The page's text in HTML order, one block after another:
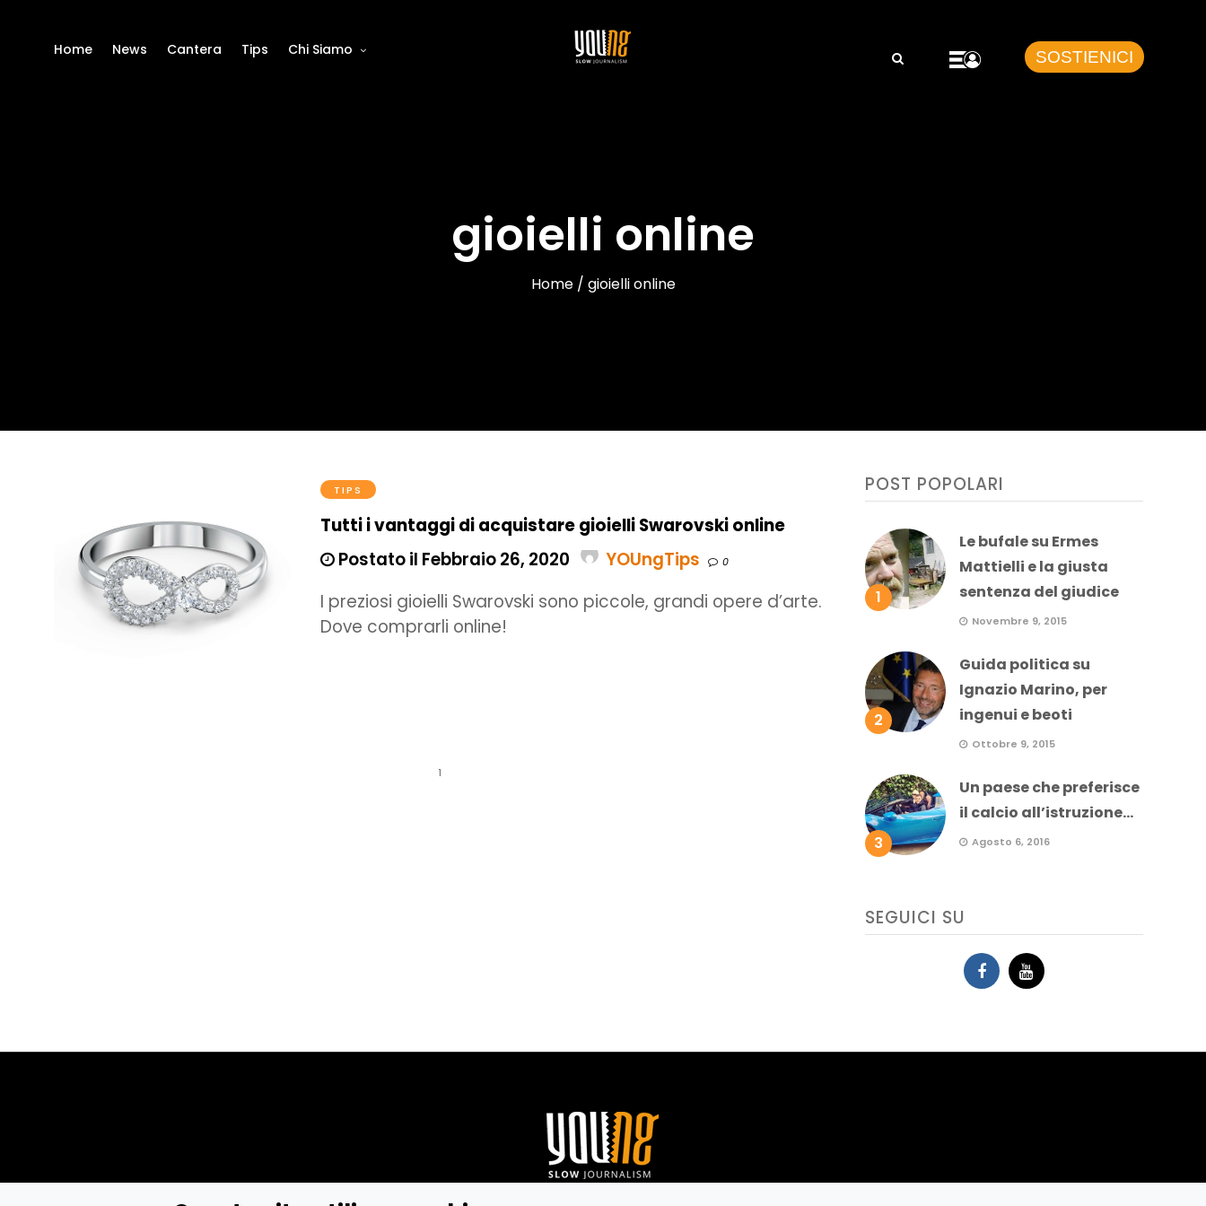
Home News Cantera Tips Chi Siamo SOSTIENICI
gioielli online
Home / gioielli online
TIPS
Tutti i vantaggi di acquistare gioielli Swarovski online
Postato il Febbraio 26, 2020
YOUngTips 0
I preziosi gioielli Swarovski sono piccole, grandi opere d’arte.
Dove comprarli online!
1
POST POPOLARI
1
Le bufale su Ermes
Mattielli e la giusta
sentenza del giudice
Novembre 9, 2015
2
Guida politica su
Ignazio Marino, per
ingenui e beoti
Ottobre 9, 2015
3
Un paese che preferisce
il calcio all’istruzione...
Agosto 6, 2016
SEGUICI SU